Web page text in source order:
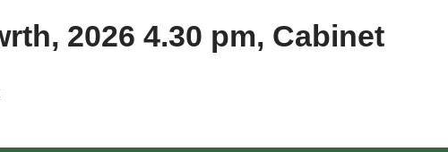
2026 4.30 pm, Cabinet